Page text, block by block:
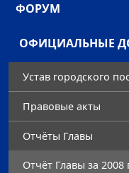
ФОРУМ
ОФИЦИАЛЬНЫЕ
Устав городского
Правовые акты
Отчёты Главы
Отчёт Главы за 2008